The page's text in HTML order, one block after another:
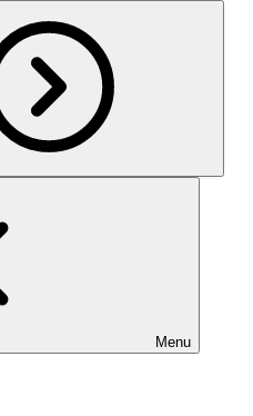
Menu